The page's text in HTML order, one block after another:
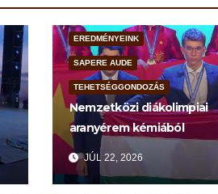
EREDMÉNYEINK
SAPERE AUDE
TEHETSÉGGONDOZÁS
Nemzetközi diákolimpiai
aranyérem kémiából
JÚL 22, 2026